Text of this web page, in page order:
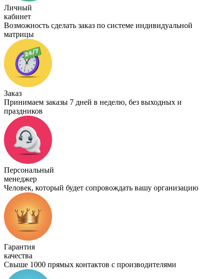
Личный
кабинет
Возможность сделать заказ по системе индивидуальной
матрицы
Заказ
Принимаем заказы 7 дней в неделю, без выходных и
праздников
Персональный
менеджер
Человек, который будет сопровождать вашу организацию
Гарантия
качества
Свыше 1000 прямых контактов с производителями